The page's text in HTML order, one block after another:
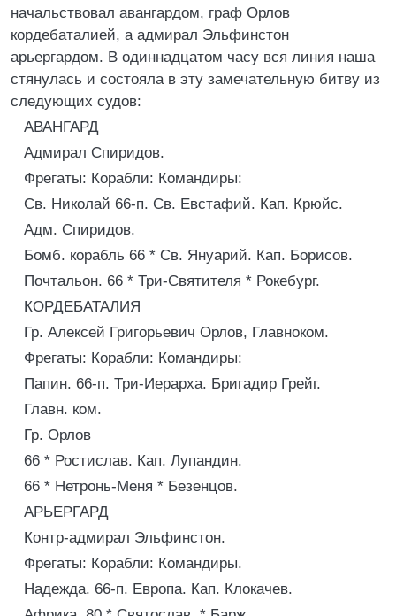
начальствовал авангардом, граф Орлов
кордебаталией, а адмирал Эльфинстон
арьергардом. В одиннадцатом часу вся линия наша
стянулась и состояла в эту замечательную битву из
следующих судов:
АВАНГАРД
Адмирал Спиридов.
Фрегаты: Корабли: Командиры:
Св. Николай 66-п. Св. Евстафий. Кап. Крюйс.
Адм. Спиридов.
Бомб. корабль 66 * Св. Януарий. Кап. Борисов.
Почтальон. 66 * Три-Святителя * Рокебург.
КОРДЕБАТАЛИЯ
Гр. Алексей Григорьевич Орлов, Главноком.
Фрегаты: Корабли: Командиры:
Папин. 66-п. Три-Иерарха. Бригадир Грейг.
Главн. ком.
Гр. Орлов
66 * Ростислав. Кап. Лупандин.
66 * Нетронь-Меня * Безенцов.
АРЬЕРГАРД
Контр-адмирал Эльфинстон.
Фрегаты: Корабли: Командиры.
Надежда. 66-п. Европа. Кап. Клокачев.